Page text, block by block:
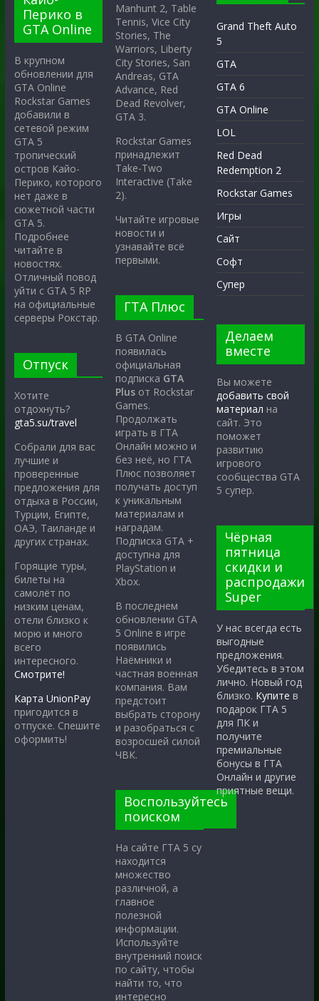
Перико в
GTA Online
В крупном
обновлении для
GTA Online
Rockstar Games
добавили в
сетевой режим
GTA 5
тропический
остров Кайо-
Перико, которого
нет даже в
сюжетной части
GTA 5.
Подробнее
читайте в
новостях.
Отличный повод
уйти с GTA 5 RP
на официальные
серверы Рокстар.
Отпуск
Хотите
отдохнуть?
gta5.su/travel
Собрали для вас
лучшие и
проверенные
предложения для
отдыха в России,
Турции, Египте,
ОАЭ, Таиланде и
других странах.
Горящие туры,
билеты на
самолёт по
низким ценам,
отели близко к
морю и много
всего
интересного.
Смотрите!
Карта UnionPay
пригодится в
отпуске. Спешите
оформить!
Manhunt 2, Table
Tennis, Vice City
Stories, The
Warriors, Liberty
City Stories, San
Andreas, GTA
Advance, Red
Dead Revolver,
GTA 3.
Rockstar Games
принадлежит
Take-Two
Interactive (Take
2).
Читайте игровые
новости и
узнавайте всё
первыми.
ГТА Плюс
В GTA Online
появилась
официальная
подписка GTA
Plus от Rockstar
Games.
Продолжать
играть в ГТА
Онлайн можно и
без неё, но ГТА
Плюс позволяет
получать доступ
к уникальным
материалам и
наградам.
Подписка GTA +
доступна для
PlayStation и
Xbox.
В последнем
обновлении GTA
5 Online в игре
появились
Наёмники и
частная военная
компания. Вам
предстоит
выбрать сторону
и разобраться с
возросшей силой
ЧВК.
Воспользуйтесь
поиском
На сайте ГТА 5 су
находится
множество
различной, а
главное
полезной
информации.
Используйте
внутренний поиск
по сайту, чтобы
найти то, что
интересно
Grand Theft Auto
5
GTA
GTA 6
GTA Online
LOL
Red Dead
Redemption 2
Rockstar Games
Игры
Сайт
Софт
Супер
Делаем
вместе
Вы можете
добавить свой
материал на
сайт. Это
поможет
развитию
игрового
сообщества GTA
5 супер.
Чёрная
пятница
скидки и
распродажи
Super
У нас всегда есть
выгодные
предложения.
Убедитесь в этом
лично. Новый год
близко. Купите в
подарок ГТА 5
для ПК и
получите
премиальные
бонусы в ГТА
Онлайн и другие
приятные вещи.